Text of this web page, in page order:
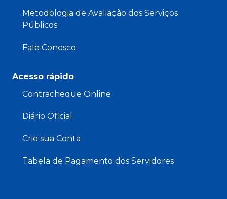
Metodologia de Avaliação dos Serviços
Públicos
Fale Conosco
Acesso rápido
Contracheque Online
Diário Oficial
Crie sua Conta
Tabela de Pagamento dos Servidores